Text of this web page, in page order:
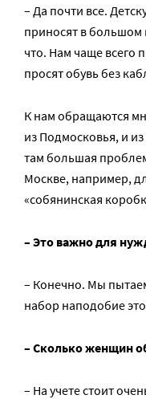
– Да почти все.
приносят в большом
что. Нам чаще всего
просят обувь без
К нам обращаются
из Подмосковья, и
там большая
Москве, например,
«собянинская
– Это важно для
– Конечно. Мы
набор наподобие
– Сколько женщин
– На учете стоит